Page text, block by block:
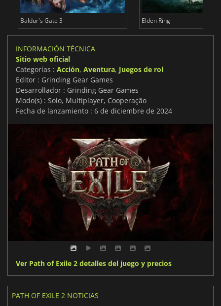
Baldur's Gate 3 Elden Ring
INFORMACIÓN TÉCNICA
Sitio web oficial
Categorías : Acción, Aventura, Juegos de rol
Editor : Grinding Gear Games
Desarrollador : Grinding Gear Games
Modo(s) : Solo, Multiplayer, Cooperação
Fecha de lanzamiento : 6 de diciembre de 2024
Ver Path of Exile 2 detalles del juego y precios
PATH OF EXILE 2 NOTICIAS